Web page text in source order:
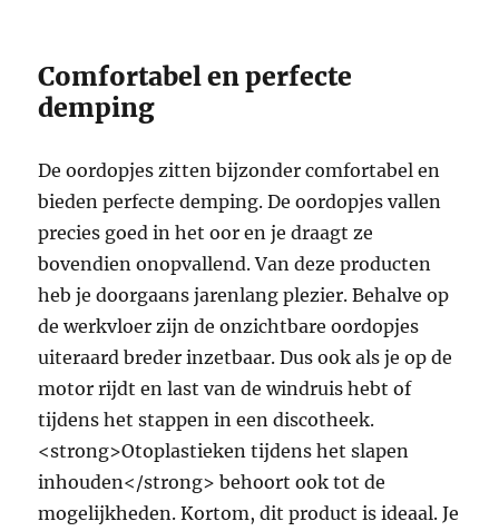
Comfortabel en perfecte
demping
De oordopjes zitten bijzonder comfortabel en
bieden perfecte demping. De oordopjes vallen
precies goed in het oor en je draagt ze
bovendien onopvallend. Van deze producten
heb je doorgaans jarenlang plezier. Behalve op
de werkvloer zijn de onzichtbare oordopjes
uiteraard breder inzetbaar. Dus ook als je op de
motor rijdt en last van de windruis hebt of
tijdens het stappen in een discotheek.
<strong>Otoplastieken tijdens het slapen
inhouden</strong> behoort ook tot de
mogelijkheden. Kortom, dit product is ideaal. Je